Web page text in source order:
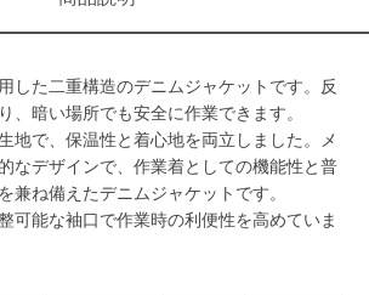
した二重構造のデニムジャケットです。反
、暗い場所でも安全に作業できます。
地で、保温性と着心地を両立しました。メ
なデザインで、作業着としての機能性と普
兼ね備えたデニムジャケットです。
可能な袖口で作業時の利便性を高めていま